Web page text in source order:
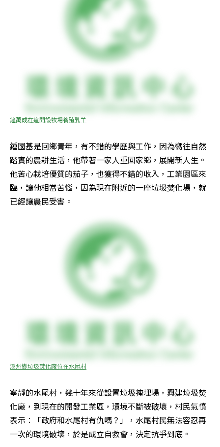
鐘萬成在這開設牧場養殖乳羊
鍾國基是回鄉青年，有不錯的學歷與工作，因為嚮往自然
踏實的農耕生活，他帶著一家人重回家鄉，展開新人生。
他苦心栽培優質的茄子，也獲得不錯的收入，工業園區來
臨，讓他相當苦惱，因為現在附近的一座垃圾焚化場，就
已經讓農民受害。
溪州鄉垃圾焚化廠位在水尾村
寧靜的水尾村，幾十年來從設置垃圾掩埋場，興建垃圾焚
化廠，到現在的開發工業區，環境不斷被破壞，村民氣憤
表示：「政府和水尾村有仇嗎？」，水尾村民無法容忍再
一次的環境破壞，於是成立自救會，決定抗爭到底。